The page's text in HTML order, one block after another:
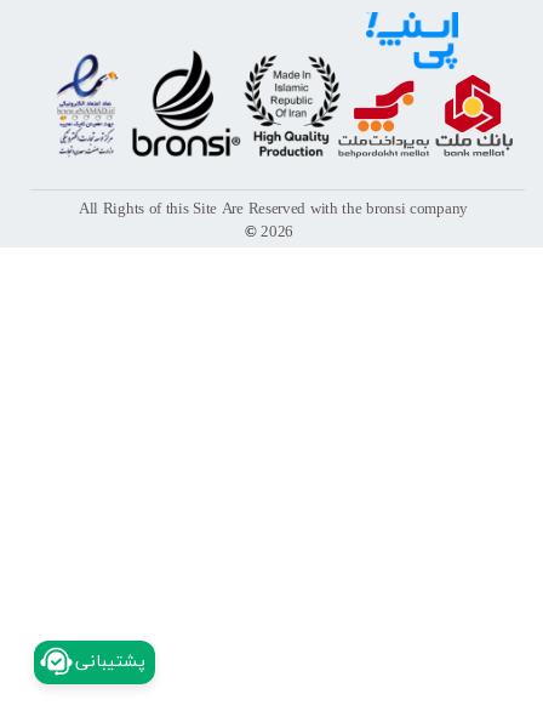
All Rights of this Site Are Reserved with the bronsi company
©
​پشتیبانی